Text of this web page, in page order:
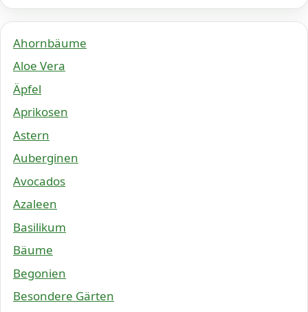
Ahornbäume
Aloe Vera
Äpfel
Aprikosen
Astern
Auberginen
Avocados
Azaleen
Basilikum
Bäume
Begonien
Besondere Gärten